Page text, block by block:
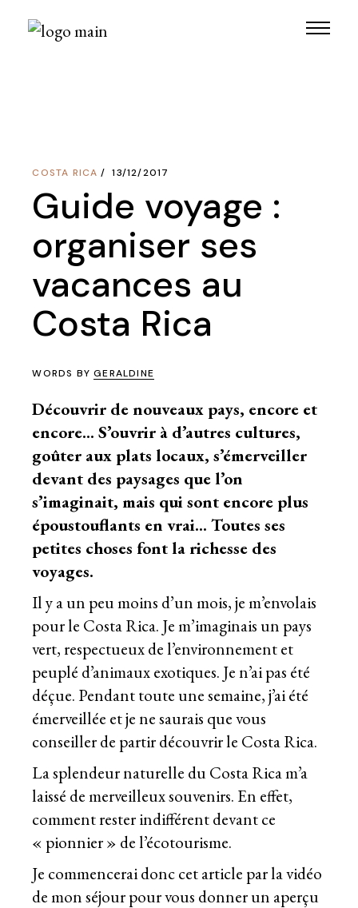
COSTA RICA 13/12/2017
Guide voyage :
organiser ses
vacances au
Costa Rica
WORDS BYGERALDINE
Découvrir de nouveaux pays, encore et
encore… S’ouvrir à d’autres cultures,
goûter aux plats locaux, s’émerveiller
devant des paysages que l’on
s’imaginait, mais qui sont encore plus
époustouflants en vrai… Toutes ses
petites choses font la richesse des
voyages.
Il y a un peu moins d’un mois, je m’envolais
pour le Costa Rica. Je m’imaginais un pays
vert, respectueux de l’environnement et
peuplé d’animaux exotiques. Je n’ai pas été
déçue. Pendant toute une semaine, j’ai été
émerveillée et je ne saurais que vous
conseiller de partir découvrir le Costa Rica.
La splendeur naturelle du Costa Rica m’a
laissé de merveilleux souvenirs. En effet,
comment rester indifférent devant ce
« pionnier » de l’écotourisme.
Je commencerai donc cet article par la vidéo
de mon séjour pour vous donner un aperçu